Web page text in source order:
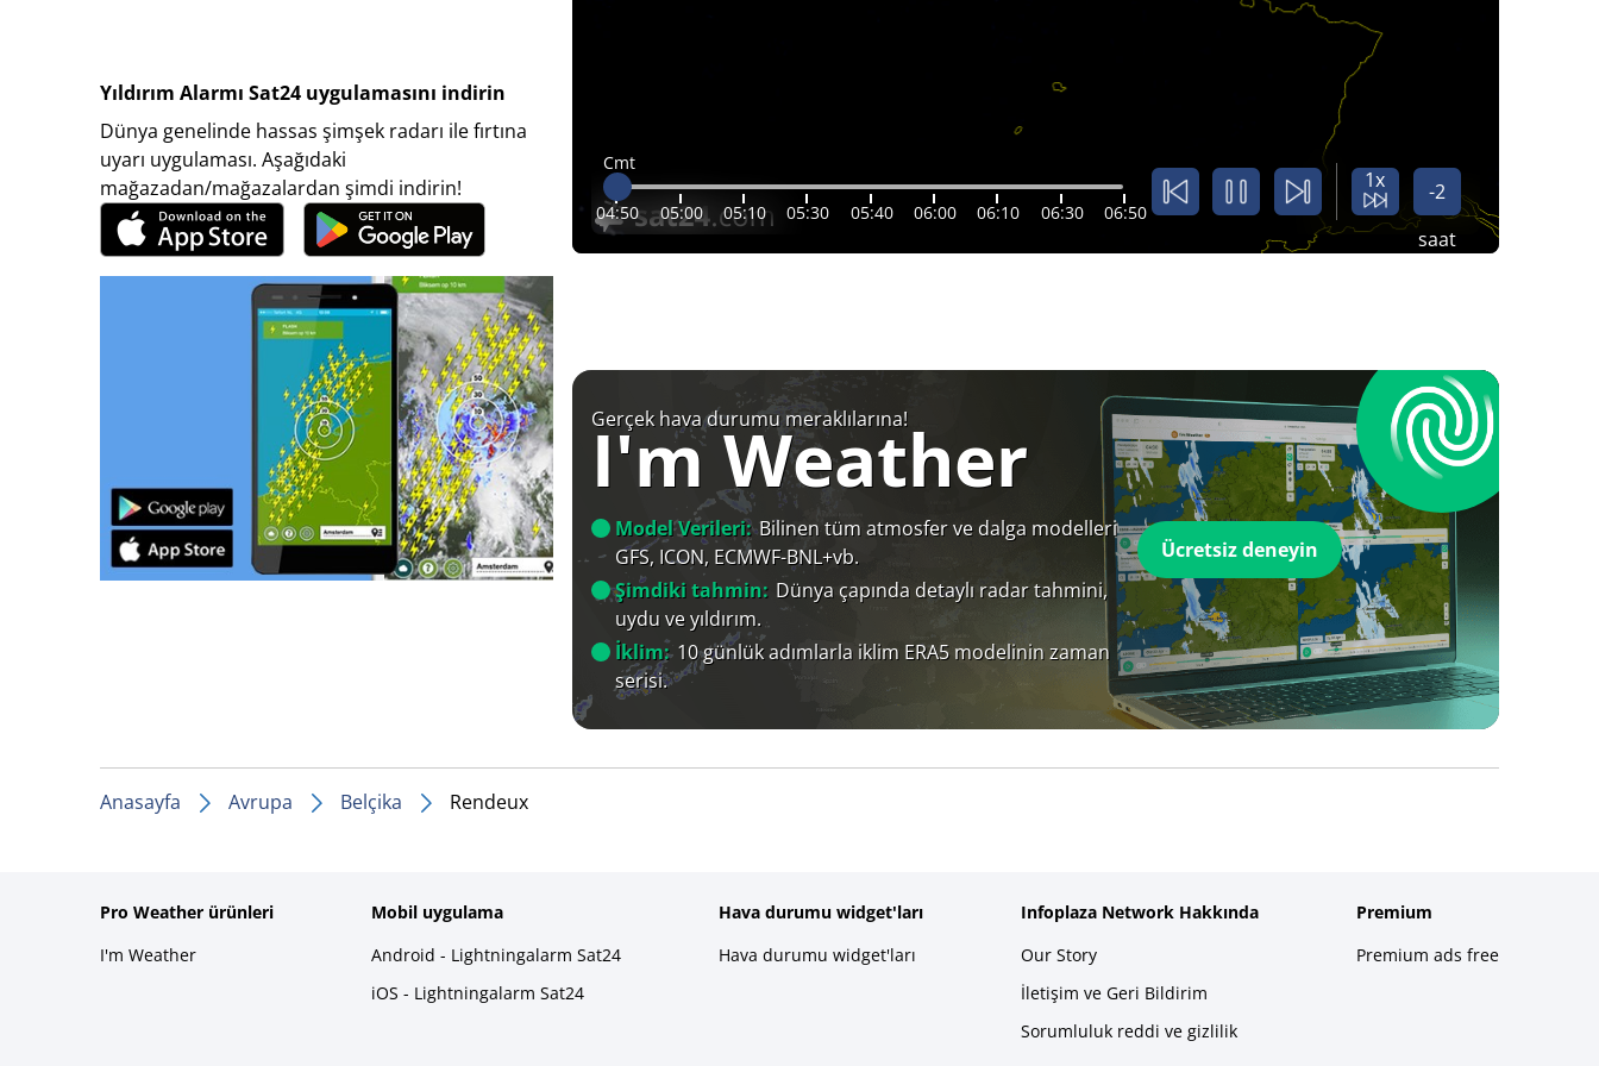
Yıldırım Alarmı Sat24 uygulamasını indirin
Dünya genelinde hassas şimşek radarı ile fırtına
uyarı uygulaması. Aşağıdaki
mağazadan/mağazalardan şimdi indirin!
Cmt
04:50 05:00 05:10 05:30 05:40 06:00 06:10 06:30 06:50
1x
-2
saat
Gerçek hava durumu meraklılarına!
I'm Weather
Model Verileri: Bilinen tüm atmosfer ve dalga modelleri
GFS, ICON, ECMWF-BNL+vb.
Şimdiki tahmin: Dünya çapında detaylı radar tahmini,
uydu ve yıldırım.
İklim: 10 günlük adımlarla iklim ERA5 modelinin zaman
serisi.
Ücretsiz deneyin
Anasayfa Avrupa Belçika Rendeux
Pro Weather ürünleri
I'm Weather
Mobil uygulama
Android - Lightningalarm Sat24
iOS - Lightningalarm Sat24
Hava durumu widget'ları
Hava durumu widget'ları
Infoplaza Network Hakkında
Our Story
İletişim ve Geri Bildirim
Sorumluluk reddi ve gizlilik
Premium
Premium ads free